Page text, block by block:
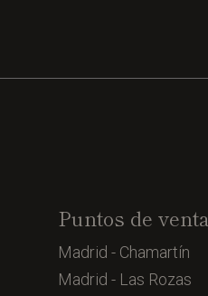
Puntos de venta
Madrid - Chamartín
Madrid - Las Rozas